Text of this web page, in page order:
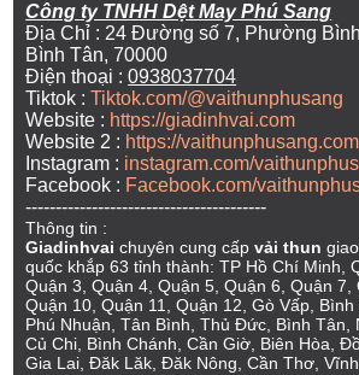
Công ty TNHH Dệt May Phú Sang
Địa Chỉ : 24 Đường số 7, Phường
Bình Tân, 70000
Điện thoại :0938037704
Tiktok :Tiktok.com/@vaithunphusang
Website : https://giadinhvai.com
Website 2 : https://vaithunphusang.com
Instagram : instagram.com/
Facebook : Facebook.com/
----------------------------------------
Thông tin :
Giadinhvai chuyên cung cấpvải thun
quốc khắp 63 tỉnh thành: TP Hồ Chí Minh,
Quận 3, Quận 4, Quận 5, Quận 6, Quận 7,
Quận 10, Quận 11, Quận 12, Gò Vấp,
Phú Nhuận, Tân Bình, Thủ Đức, Bình Tân,
Củ Chi, Bình Chánh, Cần Giờ, Biên Hòa,
Gia Lai, Đăk Lăk, Đăk Nông, Cần Thơ,